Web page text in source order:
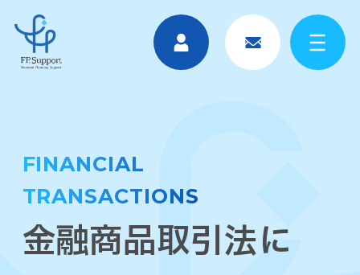
FINANCIAL
TRANSACTIONS
金融商品取引法に